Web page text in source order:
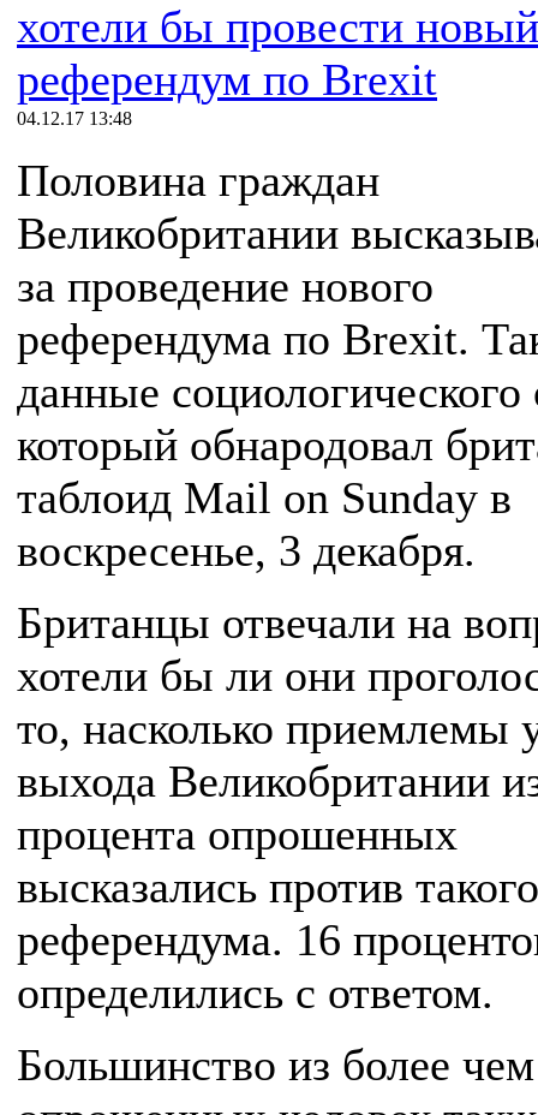
хотели бы провести новый
референдум по Brexit
04.12.17 13:48
Половина граждан
Великобритании
за проведение нового
референдума по Brexit.
данные социологического
который обнародовал
таблоид Mail on Sunday в
воскресенье, 3 декабря.
Британцы отвечали на
хотели бы ли они
то, насколько приемлемы
выхода Великобритании
процента опрошенных
высказались против такого
референдума. 16
определились с ответом.
Большинство из более